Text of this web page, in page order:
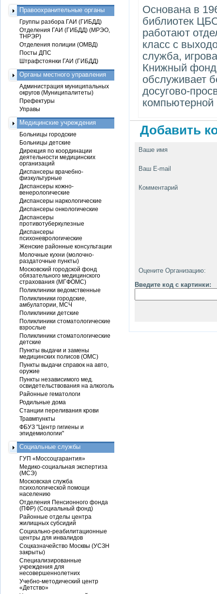
Основана в
библиотек
работают
класс с
служба,
Книжный фонд
обслуживает
досугово-
компьютерной
Добавить
Ваше имя
Ваш E-mail
Комментарий
Оцените Организацию:
Введите код с картинки:
Правоохранительные органы
Группы разбора ГАИ (ГИБДД)
Отделения ГАИ (ГИБДД) (МРЭО,
ТНРЭР)
Отделения полиции (ОМВД)
Посты ДПС
Штрафстоянки ГАИ (ГИБДД)
Органы местного управления
Администрация муниципальных
округов (Муниципалитеты)
Префектуры
Управы
Медицинские учреждения
Больницы городские
Больницы детские
Дирекция по координации
деятельности медицинских
организаций
Диспансеры врачебно-
физкультурные
Диспансеры кожно-
венерологические
Диспансеры наркологические
Диспансеры онкологические
Диспансеры
противотуберкулезные
Диспансеры
психоневрологические
Женские районные консультации
Молочные кухни (молочно-
раздаточные пункты)
Московский городской фонд
обязательного медицинского
страхования (МГФОМС)
Поликлиники ведомственные
Поликлиники городские,
амбулатории, МСЧ
Поликлиники детские
Поликлиники стоматологические
взрослые
Поликлиники стоматологические
детские
Пункты выдачи и замены
медицинских полисов (ОМС)
Пункты выдачи справок на авто,
оружие
Пункты независимого мед.
освидетельствования на алкоголь
Районные гематологи
Родильные дома
Станции переливания крови
Травмпункты
ФБУЗ "Центр гигиены и
эпидемиологии"
Социальные службы
ГУП «Моссоцгарантия»
Медико-социальная экспертиза
(МСЭ)
Московская служба
психологической помощи
населению
Отделения Пенсионного фонда
(ПФР) (Социальный фонд)
Районные отделы центра
жилищных субсидий
Социально-реабилитационные
центры для инвалидов
Соцказначейство Москвы (УСЗН
закрыты)
Специализированные
учреждения для
несовершеннолетних
Учебно-методический центр
«Детство»